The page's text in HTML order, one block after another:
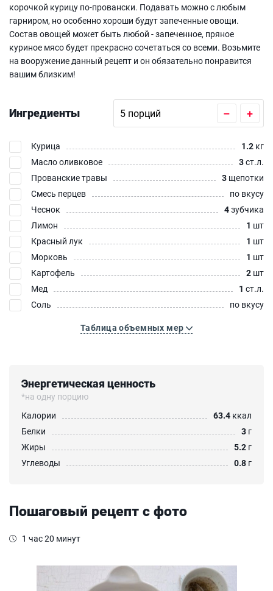
корочкой курицу по-провански. Подавать можно с любым
гарниром, но особенно хороши будут запеченные овощи.
Состав овощей может быть любой - запеченное, пряное
куриное мясо будет прекрасно сочетаться со всеми. Возьмите
на вооружение данный рецепт и он обязательно понравится
вашим близким!
Ингредиенты – +
Курица 1.2 кг
Масло оливковое
3ст.л.
Прованские травы
3 щепотки
Смесь перцев
по вкусу
Чеснок
4зубчика
Лимон
1 шт
Красный лук
1 шт
Морковь
1 шт
Картофель
2 шт
Мед
1 ст.л.
Соль
по вкусу
Таблица объемных мер
Энергетическая ценность
*на одну порцию
Калории
63.4 ккал
Белки
3 г
Жиры
5.2 г
Углеводы
0.8 г
Пошаговый рецепт с фото
1 час 20 минут